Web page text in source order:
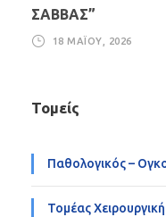
ΣΑΒΒΑΣ”
18 ΜΑΪ́ΟΥ, 2026
Τομείς
Παθολογικός –
Τομέας